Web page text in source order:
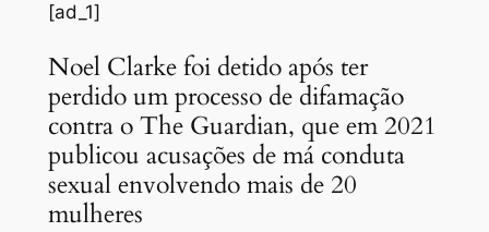
[ad_1]
Noel Clarke foi detido após ter
perdido um processo de difamação
contra o The Guardian, que em 2021
publicou acusações de má conduta
sexual envolvendo mais de 20
mulheres